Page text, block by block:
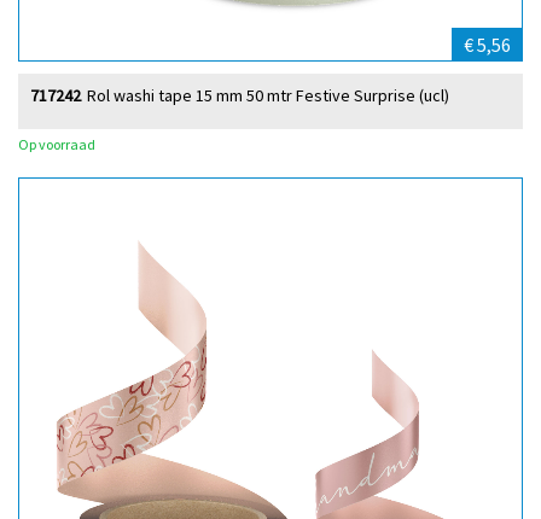
€ 5,56
Rol washi tape 15 mm 50 mtr Festive Surprise (ucl)
717242
Op voorraad